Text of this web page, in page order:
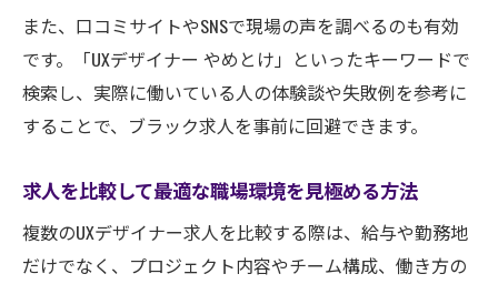
また、口コミサイトやSNSで現場の声を調べるのも有効
です。「UXデザイナー やめとけ」といったキーワードで
検索し、実際に働いている人の体験談や失敗例を参考に
することで、ブラック求人を事前に回避できます。
求人を比較して最適な職場環境を見極める方法
複数のUXデザイナー求人を比較する際は、給与や勤務地
だけでなく、プロジェクト内容やチーム構成、働き方の